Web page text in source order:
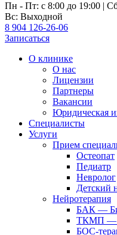
Пн - Пт: с 8:00 до 19:00 |
Вс: Выходной
8 904 126-26-06
Записаться
О клинике
О нас
Лицензии
Партнеры
Вакансии
Юридическая
Специалисты
Услуги
Прием
Остеопат
Педиатр
Невролог
Детский
Нейротерапия
БАК —
ТКМП —
БОС-